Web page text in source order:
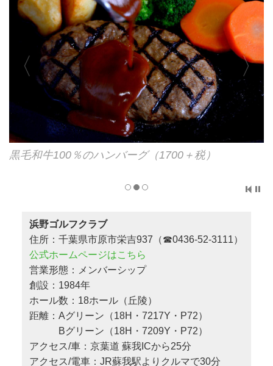
牛すじカレー（1200＋税）、辛口もオーダー可能
浜野ゴルフクラブ
住所：千葉県市原市栄吉937（☎0436-52-3111）
公式ホームページはこちら
営業形態：メンバーシップ
創設：1984年
ホール数：18ホール（丘陵）
距離：Aグリーン（18H・7217Y・P72）
Bグリーン（18H・7209Y・P72）
アクセス/車：京葉道 蘇我ICから25分
アクセス/電車：JR蘇我駅よりクルマで30分